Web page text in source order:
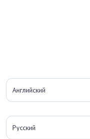
Английский
Русский